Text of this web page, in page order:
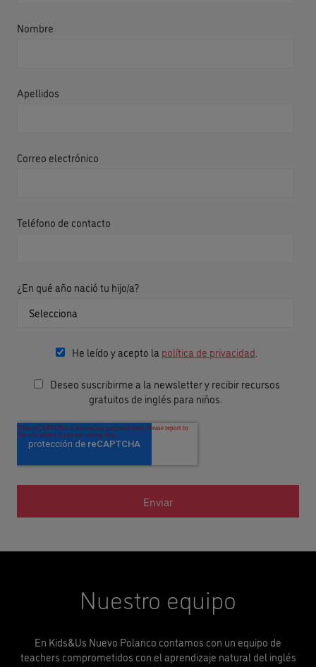
Nombre
Apellidos
Correo electrónico
Teléfono de contacto
¿En qué año nació tu hijo/a?
He leído y acepto la política de privacidad
Deseo suscribirme a la newsletter y recibir recursos
gratuitos de inglés para niños.
Nuestro equipo
En Kids&Us Nuevo Polanco contamos con un equipo de
teachers comprometidos con el aprendizaje natural del inglés